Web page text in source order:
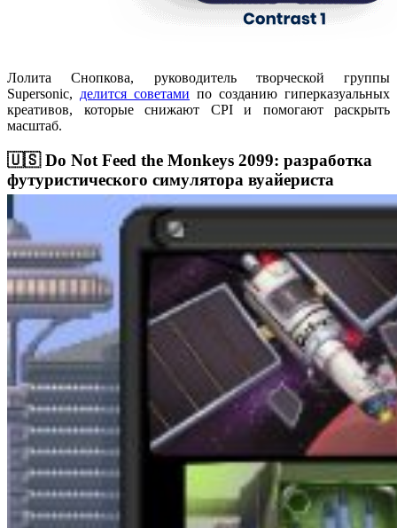
Лолита Снопкова, руководитель творческой группы
Supersonic, делится советами по созданию гиперказуальных
креативов, которые снижают CPI и помогают раскрыть
масштаб.
🇺🇸 Do Not Feed the Monkeys 2099: разработка
футуристического симулятора вуайериста